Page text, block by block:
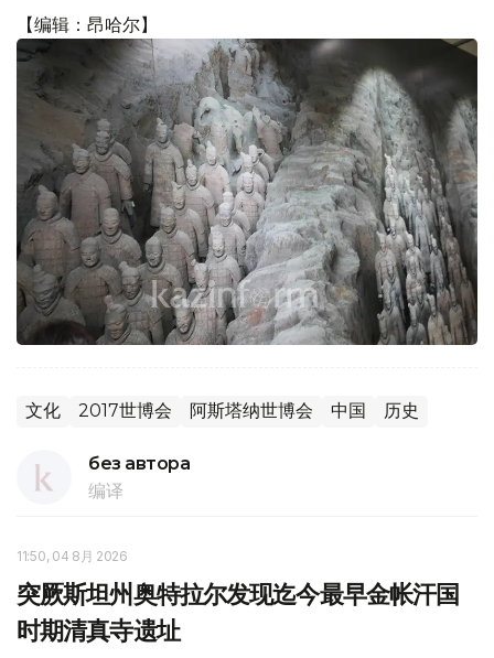
【编辑：昂哈尔】
文化 2017世博会 阿斯塔纳世博会 中国 历史
без автора
编译
11:50, 04 8月 2026
突厥斯坦州奥特拉尔发现迄今最早金帐汗国
时期清真寺遗址